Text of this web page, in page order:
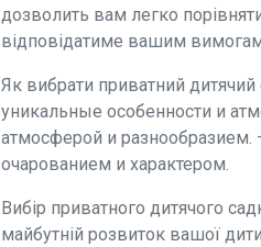
дозволить вам легко
відповідатиме вашим
Як вибрати приватний
уникальные особенности и
атмосферой и
очарованием и характером.
Вибір приватного дитячого
майбутній розвиток вашої